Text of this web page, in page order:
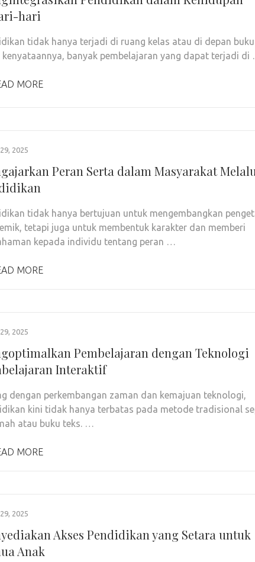
hari
tidak hanya terjadi di ruang kelas atau di depan
kenyataannya, banyak pembelajaran yang dapat terjadi di
MORE
2025
Peran Serta dalam Masyarakat
tidak hanya bertujuan untuk mengembangkan
tetapi juga untuk membentuk karakter dan memberi
kepada individu tentang peran …
MORE
2025
Pembelajaran dengan Teknologi
Interaktif
dengan perkembangan zaman dan kemajuan teknologi,
kini tidak hanya terbatas pada metode tradisional
atau buku teks. …
MORE
2025
Akses Pendidikan yang Setara untuk
Anak